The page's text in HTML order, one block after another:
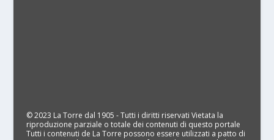
© 2023 La Torre dal 1905 - Tutti i diritti riservati Vietata la
riproduzione parziale o totale dei contenuti di questo portale
Tutti i contenuti de La Torre possono essere utilizzati a patto di